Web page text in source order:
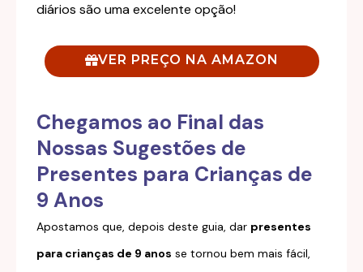
diários são uma excelente opção!
VER PREÇO NA AMAZON
Chegamos ao Final das
Nossas Sugestões de
Presentes para Crianças de
9 Anos
Apostamos que, depois deste guia, dar presentes
para crianças de 9 anos se tornou bem mais fácil,